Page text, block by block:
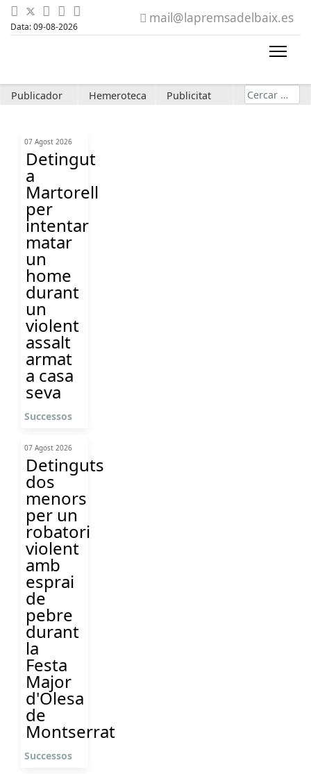
Data: 09-08-2026
mail@lapremsadelbaix.es
Publicador Hemeroteca Publicitat Cerca
07 Agost 2026
Detingut
a
Martorell
per
intentar
matar
un
home
durant
un
violent
assalt
armat
a casa
seva
Successos
07 Agost 2026
Detinguts
dos
menors
per un
robatori
violent
amb
esprai
de
pebre
durant
la
Festa
Major
d'Olesa
de
Montserrat
Successos